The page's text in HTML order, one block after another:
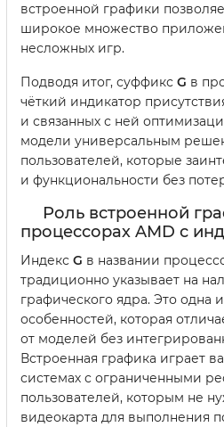
встроенной графики
широкое множество
несложных игр.
Подводя итог, суффикс G в
чёткий индикатор
и связанных с ней
модели универсальным
пользователей, которые
и функциональности без
Роль встроенной
процессорах AMD с
Индекс G в названии
традиционно указывает на
графического ядра. Это одна
особенностей, которая
от моделей без
Встроенная графика играет
системах с ограниченными
пользователей, которым не
видеокарта для выполнения